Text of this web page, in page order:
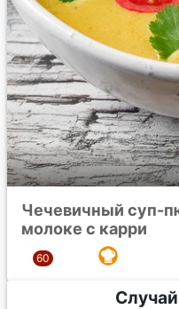
Чечевичный суп-
молоке с карри